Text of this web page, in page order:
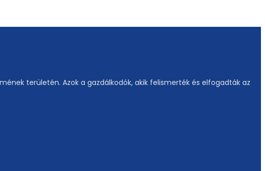
területén. Azok a gazdálkodók, akik felismerték és elfogadták az